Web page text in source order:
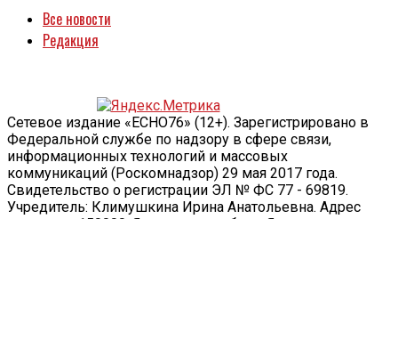
Все новости
Редакция
Сетевое издание «ECHO76» (12+). Зарегистрировано в
Федеральной службе по надзору в сфере связи,
информационных технологий и массовых
коммуникаций (Роскомнадзор) 29 мая 2017 года.
Свидетельство о регистрации ЭЛ № ФС 77 - 69819.
Учредитель: Климушкина Ирина Анатольевна. Адрес
редакции: 150000, Ярославская обл., г. Ярославль, ул.